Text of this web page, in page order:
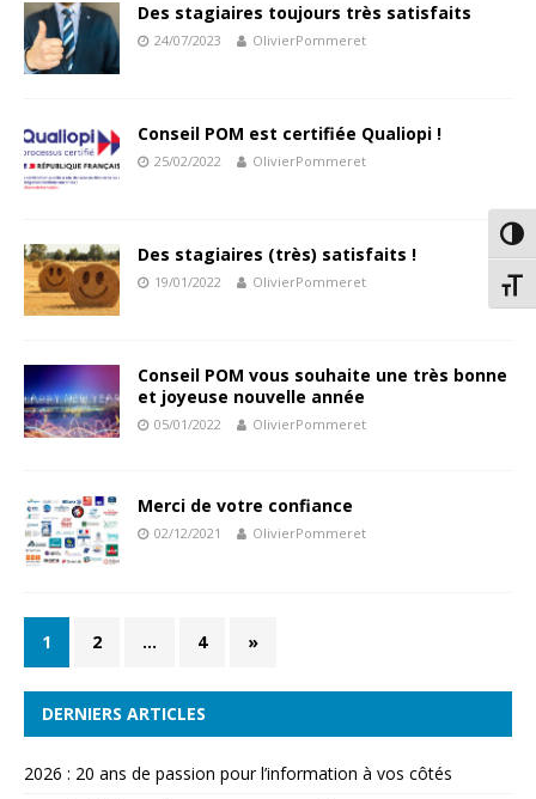
Des stagiaires toujours très satisfaits
24/07/2023 OlivierPommeret
Conseil POM est certifiée Qualiopi !
25/02/2022 OlivierPommeret
Des stagiaires (très) satisfaits !
19/01/2022 OlivierPommeret
Conseil POM vous souhaite une très bonne
et joyeuse nouvelle année
05/01/2022 OlivierPommeret
Merci de votre confiance
02/12/2021 OlivierPommeret
1 2 … 4 »
DERNIERS ARTICLES
2026 : 20 ans de passion pour l’information à vos côtés